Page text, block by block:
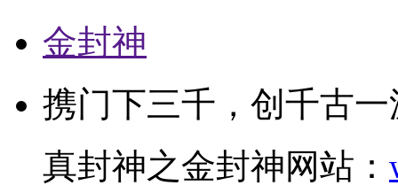
金封神
携门下三千，创千古一
真封神之金封神网站：